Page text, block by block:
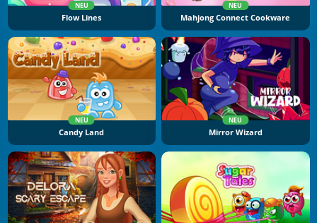
NEU
Flow Lines
NEU
Mahjong Connect Cookware
NEU
Candy Land
NEU
Mirror Wizard